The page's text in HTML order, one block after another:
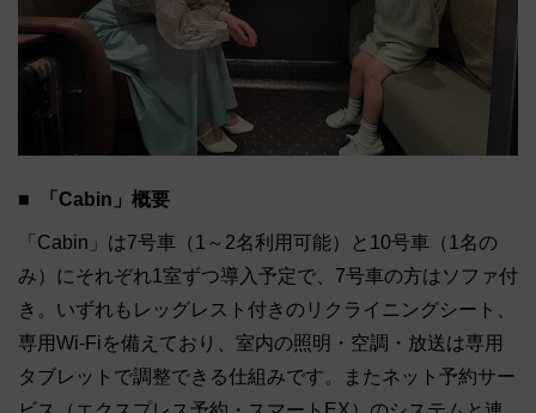
「Cabin」概要
「Cabin」は7号車（1～2名利用可能）と10号車（1名の
み）にそれぞれ1室ずつ導入予定で、7号車の方はソファ付
き。いずれもレッグレスト付きのリクライニングシート、
専用Wi-Fiを備えており、室内の照明・空調・放送は専用
タブレットで調整できる仕組みです。またネット予約サー